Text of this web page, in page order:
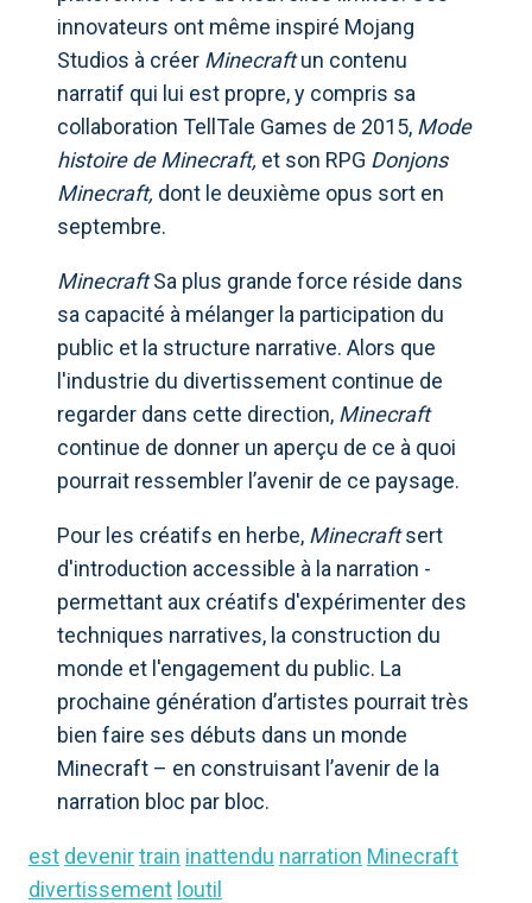
innovateurs ont même inspiré Mojang
Studios à créer Minecraftun contenu
narratif qui lui est propre, y compris sa
collaboration TellTale Games de 2015, Mode
histoire de Minecraft, et son RPG Donjons
Minecraft, dont le deuxième opus sort en
septembre.
MinecraftSa plus grande force réside dans
sa capacité à mélanger la participation du
public et la structure narrative. Alors que
l'industrie du divertissement continue de
regarder dans cette direction, Minecraft
continue de donner un aperçu de ce à quoi
pourrait ressembler l’avenir de ce paysage.
Pour les créatifs en herbe, Minecraftsert
d'introduction accessible à la narration -
permettant aux créatifs d'expérimenter des
techniques narratives, la construction du
monde et l'engagement du public. La
prochaine génération d’artistes pourrait très
bien faire ses débuts dans un monde
Minecraft – en construisant l’avenir de la
narration bloc par bloc.
est devenirtrain inattendu narration Minecraft
divertissement loutil